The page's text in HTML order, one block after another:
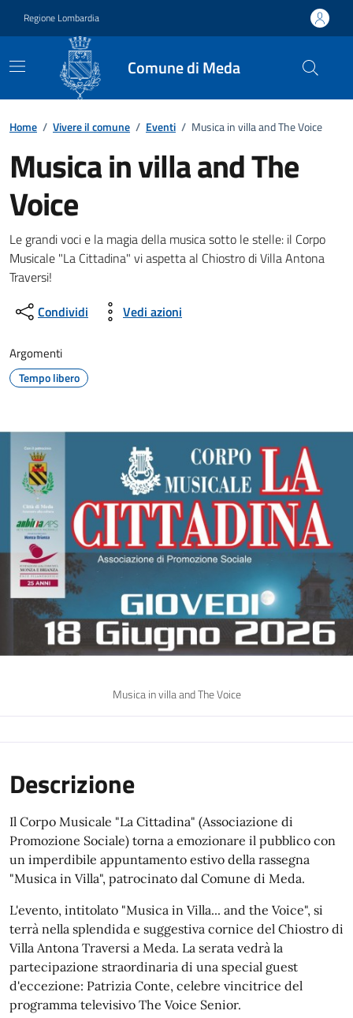
Regione Lombardia
Comune di Meda
Home / Vivere il comune / Eventi / Musica in villa and The Voice
Musica in villa and The
Voice
Dettagli della notizia
Le grandi voci e la magia della musica sotto le stelle: il Corpo
Musicale "La Cittadina" vi aspetta al Chiostro di Villa Antona
Traversi!
Condividi
Vedi azioni
Argomenti
Tempo libero
Musica in villa and The Voice
Descrizione
Il Corpo Musicale "La Cittadina" (Associazione di
Promozione Sociale) torna a emozionare il pubblico con
un imperdibile appuntamento estivo della rassegna
"Musica in Villa", patrocinato dal Comune di Meda.
L'evento, intitolato "Musica in Villa... and the Voice", si
terrà nella splendida e suggestiva cornice del Chiostro di
Villa Antona Traversi a Meda. La serata vedrà la
partecipazione straordinaria di una special guest
d'eccezione: Patrizia Conte, celebre vincitrice del
programma televisivo The Voice Senior.